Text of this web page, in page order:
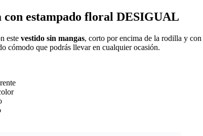
con estampado floral DESIGUAL
este vestido sin mangas, corto por encima de la rodilla y con
cómodo que podrás llevar en cualquier ocasión.